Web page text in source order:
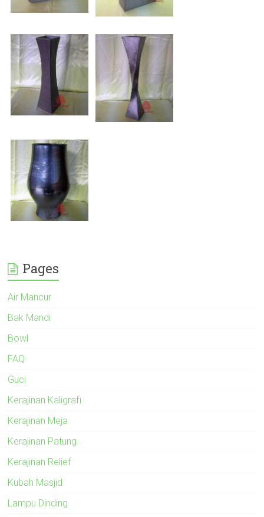
Pages
Air Mancur
Bak Mandi
Bowl
FAQ
Guci
Kerajinan Kaligrafi
Kerajinan Meja
Kerajinan Patung
Kerajinan Relief
Kubah Masjid
Lampu Dinding